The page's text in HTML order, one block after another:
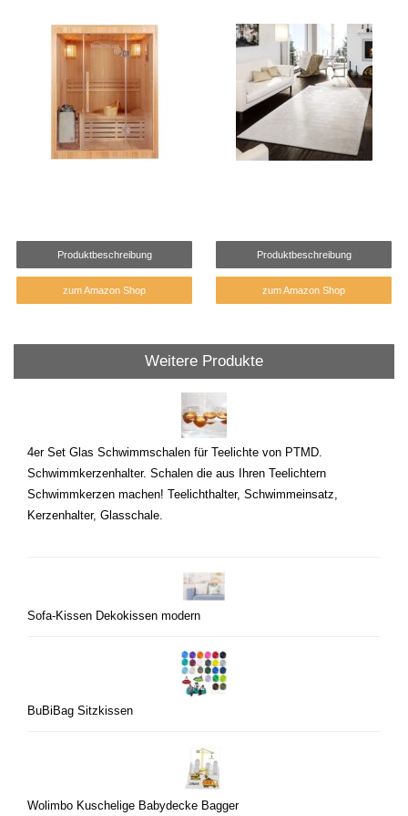
Produktbeschreibung
zum Amazon Shop
Produktbeschreibung
zum Amazon Shop
Weitere Produkte
4er Set Glas Schwimmschalen für Teelichte von PTMD.
Schwimmkerzenhalter. Schalen die aus Ihren Teelichtern
Schwimmkerzen machen! Teelichthalter, Schwimmeinsatz,
Kerzenhalter, Glasschale.
Sofa-Kissen Dekokissen modern
BuBiBag Sitzkissen
Wolimbo Kuschelige Babydecke Bagger